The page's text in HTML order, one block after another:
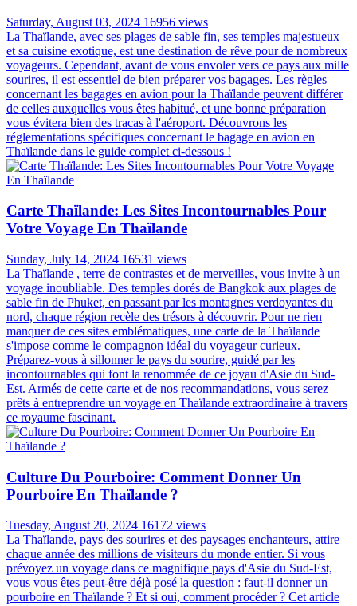
Saturday, August 03, 2024 16956 views
La Thaïlande, avec ses plages de sable fin, ses temples majestueux
et sa cuisine exotique, est une destination de rêve pour de nombreux
voyageurs. Cependant, avant de vous envoler vers ce pays aux mille
sourires, il est essentiel de bien préparer vos bagages. Les règles
concernant les bagages en avion pour la Thaïlande peuvent différer
de celles auxquelles vous êtes habitué, et une bonne préparation
vous évitera bien des tracas à l'aéroport. Découvrons les
réglementations spécifiques concernant le bagage en avion en
Thaïlande dans le guide complet ci-dessous !
Carte Thaïlande: Les Sites Incontournables Pour
Votre Voyage En Thaïlande
Sunday, July 14, 2024 16531 views
La Thaïlande , terre de contrastes et de merveilles, vous invite à un
voyage inoubliable. Des temples dorés de Bangkok aux plages de
sable fin de Phuket, en passant par les montagnes verdoyantes du
nord, chaque région recèle des trésors à découvrir. Pour ne rien
manquer de ces sites emblématiques, une carte de la Thaïlande
s'impose comme le compagnon idéal du voyageur curieux.
Préparez-vous à sillonner le pays du sourire, guidé par les
incontournables qui font la renommée de ce joyau d'Asie du Sud-
Est. Armés de cette carte et de nos recommandations, vous serez
prêts à entreprendre un voyage en Thaïlande extraordinaire à travers
ce royaume fascinant.
Culture Du Pourboire: Comment Donner Un
Pourboire En Thaïlande ?
Tuesday, August 20, 2024 16172 views
La Thaïlande, pays des sourires et des paysages enchanteurs, attire
chaque année des millions de visiteurs du monde entier. Si vous
prévoyez un voyage dans ce magnifique pays d'Asie du Sud-Est,
vous vous êtes peut-être déjà posé la question : faut-il donner un
pourboire en Thaïlande ? Et si oui, comment procéder ? Cet article